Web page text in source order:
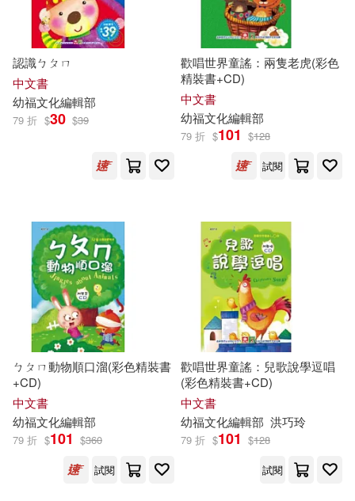
認識ㄅㄆㄇ
中文書
幼福文化編輯部
79 折 $30 $39
歡唱世界童謠：兩隻老虎(彩色
精裝書+CD)
中文書
幼福文化編輯部
79 折 $101 $128
試閱
ㄅㄆㄇ動物順口溜(彩色精裝書
+CD)
中文書
幼福文化編輯部
79 折 $101 $360
試閱
歡唱世界童謠：兒歌說學逗唱
(彩色精裝書+CD)
中文書
幼福文化編輯部 洪巧玲
79 折 $101 $128
試閱